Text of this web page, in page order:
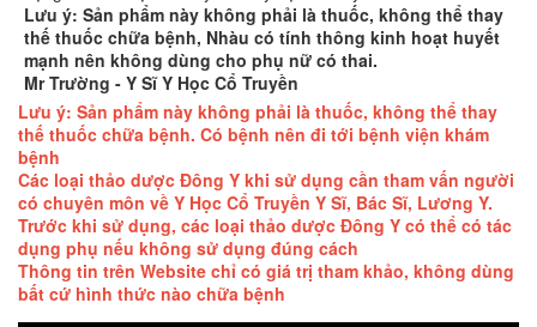
Lưu ý: Sản phẩm này không phải là thuốc, không thể thay
thế thuốc chữa bệnh, Nhàu có tính thông kinh hoạt huyết
mạnh nên không dùng cho phụ nữ có thai.
Mr Trường - Y Sĩ Y Học Cổ Truyền
Lưu ý: Sản phẩm này không phải là thuốc, không thể thay
thế thuốc chữa bệnh. Có bệnh nên đi tới bệnh viện khám
bệnh
Các loại thảo dược Đông Y khi sử dụng cần tham vấn người
có chuyên môn về Y Học Cổ Truyền Y Sĩ, Bác Sĩ, Lương Y.
Trước khi sử dụng, các loại thảo dược Đông Y có thể có tác
dụng phụ nếu không sử dụng đúng cách
Thông tin trên Website chỉ có giá trị tham khảo, không dùng
bất cứ hình thức nào chữa bệnh